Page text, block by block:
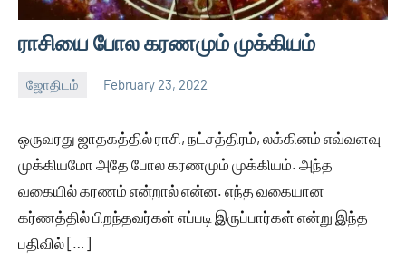
ராசியை போல கரணமும் முக்கியம்
ஜோதிடம் February 23, 2022
Auser
No
ஒருவரது ஜாதகத்தில் ராசி, நட்சத்திரம், லக்கினம் எவ்வளவு
முக்கியமோ அதே போல கரணமும் முக்கியம். அந்த
வகையில் கரணம் என்றால் என்ன. எந்த வகையான
கர்ணத்தில் பிறந்தவர்கள் எப்படி இருப்பார்கள் என்று இந்த
பதிவில் […]